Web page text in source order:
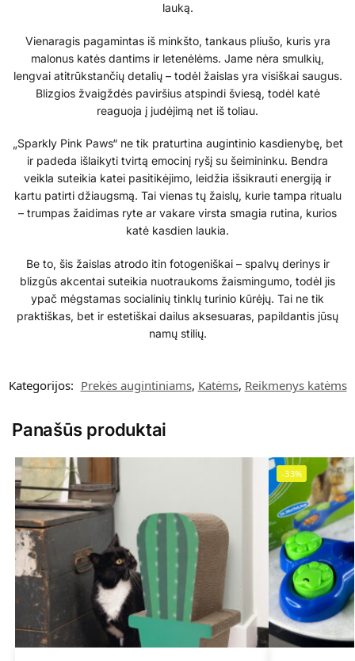
lauką.
Vienaragis pagamintas iš minkšto, tankaus pliušo, kuris yra
malonus katės dantims ir letenėlėms. Jame nėra smulkių,
lengvai atitrūkstančių detalių – todėl žaislas yra visiškai saugus.
Blizgios žvaigždės paviršius atspindi šviesą, todėl katė
reaguoja į judėjimą net iš toliau.
„Sparkly Pink Paws“ ne tik praturtina augintinio kasdienybę, bet
ir padeda išlaikyti tvirtą emocinį ryšį su šeimininku. Bendra
veikla suteikia katei pasitikėjimo, leidžia išsikrauti energiją ir
kartu patirti džiaugsmą. Tai vienas tų žaislų, kurie tampa ritualu
– trumpas žaidimas ryte ar vakare virsta smagia rutina, kurios
katė kasdien laukia.
Be to, šis žaislas atrodo itin fotogeniškai – spalvų derinys ir
blizgūs akcentai suteikia nuotraukoms žaismingumo, todėl jis
ypač mėgstamas socialinių tinklų turinio kūrėjų. Tai ne tik
praktiškas, bet ir estetiškai dailus aksesuaras, papildantis jūsų
namų stilių.
Kategorijos: Prekės augintiniams, Katėms, Reikmenys katėms
Panašūs produktai
-33%